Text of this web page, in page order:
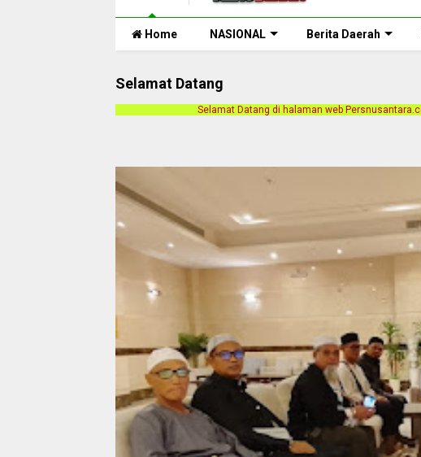
Home NASIONAL Berita Daerah
Selamat Datang
Selamat Datang di halaman web Persnusantara.com. Kami merilis berita